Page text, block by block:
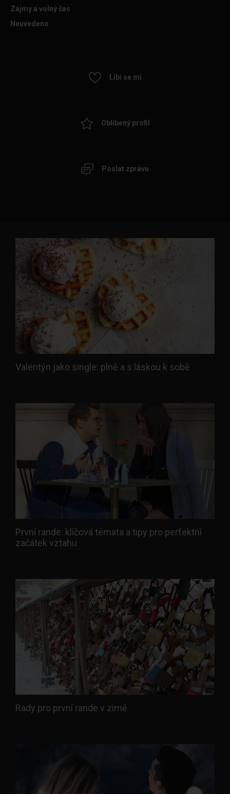
Zájmy a volný čas
Neuvedeno
Líbí se mi
Oblíbený profil
Poslat zprávu
Valentýn jako single: plně a s láskou k sobě
První rande: klíčová témata a tipy pro perfektní
začátek vztahu
Rady pro první rande v zimě